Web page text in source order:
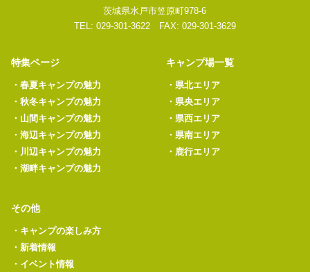
茨城県水戸市笠原町978-6
TEL: 029-301-3622 FAX: 029-301-3629
特集ページ
・ 春夏キャンプの魅力
・ 秋冬キャンプの魅力
・ 山間キャンプの魅力
・ 海辺キャンプの魅力
・ 川辺キャンプの魅力
・ 湖畔キャンプの魅力
キャンプ場一覧
・ 県北エリア
・ 県央エリア
・ 県西エリア
・ 県南エリア
・ 鹿行エリア
その他
・ キャンプの楽しみ方
・ 新着情報
・ イベント情報